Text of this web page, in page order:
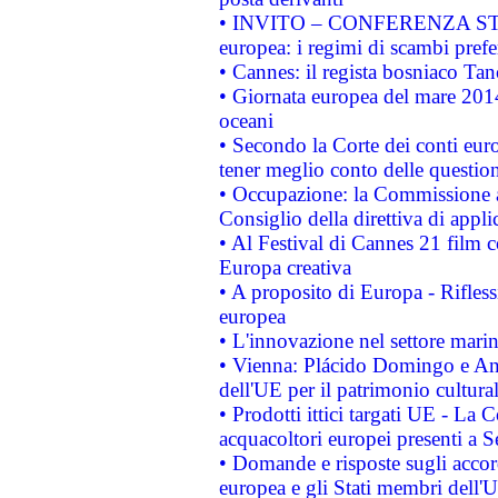
• INVITO – CONFERENZA
europea: i regimi di scambi
• Cannes: il regista bosniaco
• Giornata europea del mare
oceani
• Secondo la Corte dei conti
tener meglio conto delle
• Occupazione: la
Consiglio della direttiva di
• Al Festival di Cannes 21 film
Europa creativa
• A proposito di Europa -
europea
• L'innovazione nel settore
• Vienna: Plácido Domingo e
dell'UE per il patrimonio
• Prodotti ittici targati UE - La
acquacoltori europei presenti a
• Domande e risposte sugli
europea e gli Stati membri